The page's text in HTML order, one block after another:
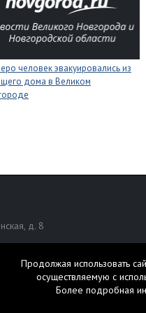
человек эвакуировались из
дома в Великом
д. 8
на правах рекламы.
Продолжая использовать
осуществляемую с
Более подробная